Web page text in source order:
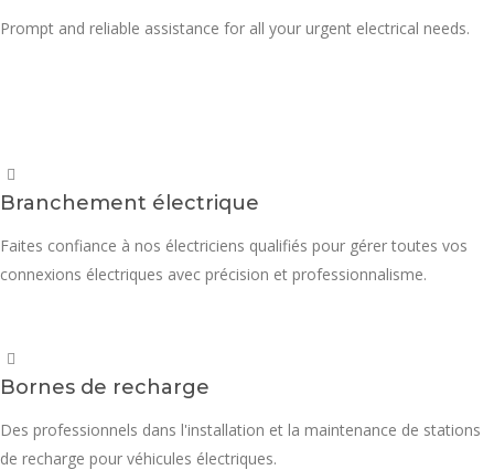
Prompt and reliable assistance for all your urgent electrical needs.
Branchement électrique
Faites confiance à nos électriciens qualifiés pour gérer toutes vos
connexions électriques avec précision et professionnalisme.
Bornes de recharge
Des professionnels dans l'installation et la maintenance de stations
de recharge pour véhicules électriques.